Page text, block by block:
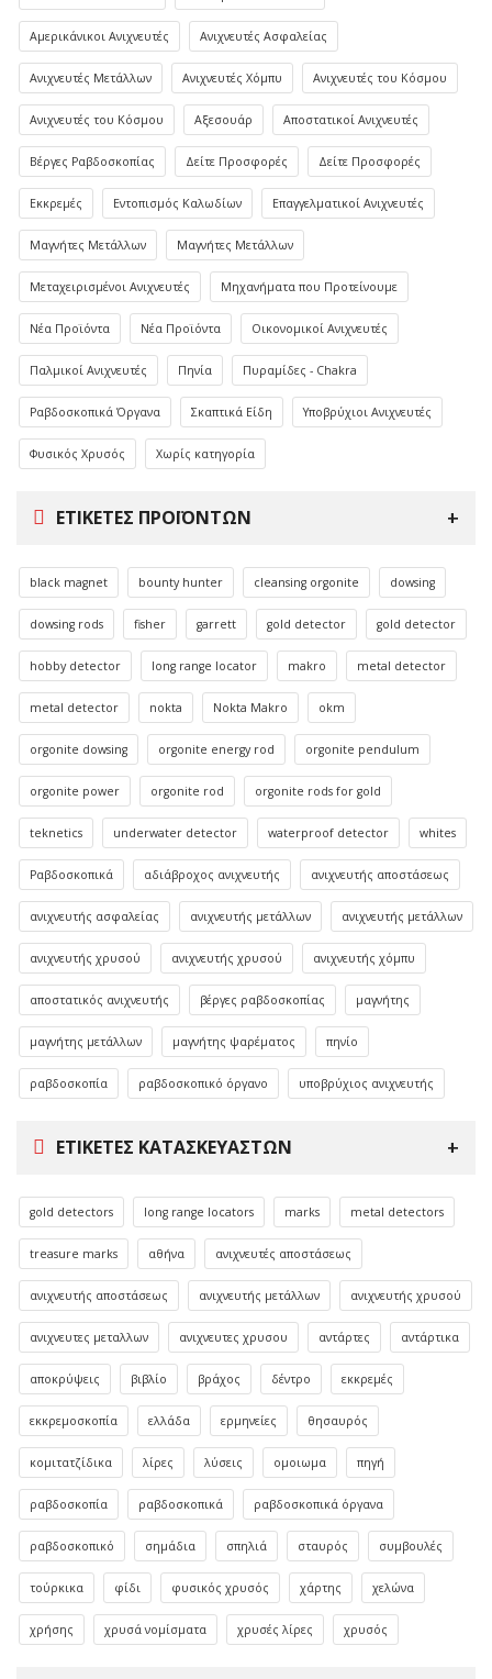
Αμερικάνικοι Ανιχνευτές Ανιχνευτές Ασφαλείας
Ανιχνευτές Μετάλλων Ανιχνευτές Χόμπυ Ανιχνευτές του Κόσμου
Ανιχνευτές του Κόσμου Αξεσουάρ Αποστατικοί Ανιχνευτές
Βέργες Ραβδοσκοπίας Δείτε Προσφορές Δείτε Προσφορές
Εκκρεμές Εντοπισμός Καλωδίων Επαγγελματικοί Ανιχνευτές
Μαγνήτες Μετάλλων Μαγνήτες Μετάλλων
Μεταχειρισμένοι Ανιχνευτές Μηχανήματα που Προτείνουμε
Νέα Προϊόντα Νέα Προϊόντα Οικονομικοί Ανιχνευτές
Παλμικοί Ανιχνευτές Πηνία Πυραμίδες - Chakra
Ραβδοσκοπικά Όργανα Σκαπτικά Είδη Υποβρύχιοι Ανιχνευτές
Φυσικός Χρυσός Χωρίς κατηγορία
ΕΤΙΚΈΤΕΣ ΠΡΟΪΌΝΤΩΝ
black magnet bounty hunter cleansing orgonite dowsing
dowsing rods fisher garrett gold detector gold detector
hobby detector long range locator makro metal detector
metal detector nokta Nokta Makro okm
orgonite dowsing orgonite energy rod orgonite pendulum
orgonite power orgonite rod orgonite rods for gold
teknetics underwater detector waterproof detector whites
Ραβδοσκοπικά αδιάβροχος ανιχνευτής ανιχνευτής αποστάσεως
ανιχνευτής ασφαλείας ανιχνευτής μετάλλων ανιχνευτής μετάλλων
ανιχνευτής χρυσού ανιχνευτής χρυσού ανιχνευτής χόμπυ
αποστατικός ανιχνευτής βέργες ραβδοσκοπίας μαγνήτης
μαγνήτης μετάλλων μαγνήτης ψαρέματος πηνίο
ραβδοσκοπία ραβδοσκοπικό όργανο υποβρύχιος ανιχνευτής
ΕΤΙΚΈΤΕΣ ΚΑΤΑΣΚΕΥΑΣΤΏΝ
gold detectors long range locators marks metal detectors
treasure marks αθήνα ανιχνευτές αποστάσεως
ανιχνευτής αποστάσεως ανιχνευτής μετάλλων ανιχνευτής χρυσού
ανιχνευτες μεταλλων ανιχνευτες χρυσου αντάρτες αντάρτικα
αποκρύψεις βιβλίο βράχος δέντρο εκκρεμές
εκκρεμοσκοπία ελλάδα ερμηνείες θησαυρός
κομιτατζίδικα λίρες λύσεις ομοιωμα πηγή
ραβδοσκοπία ραβδοσκοπικά ραβδοσκοπικά όργανα
ραβδοσκοπικό σημάδια σπηλιά σταυρός συμβουλές
τούρκικα φίδι φυσικός χρυσός χάρτης χελώνα
χρήσης χρυσά νομίσματα χρυσές λίρες χρυσός